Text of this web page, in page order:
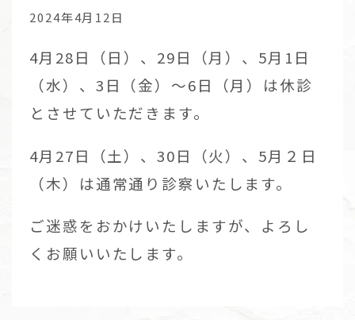
2024年4月12日
4月28日（日）、29日（月）、5月1日
（水）、3日（金）～6日（月）は休診
とさせていただきます。
4月27日（土）、30日（火）、5月２日
（木）は通常通り診察いたします。
ご迷惑をおかけいたしますが、よろし
くお願いいたします。